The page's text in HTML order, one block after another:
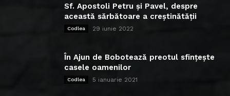
Sf. Apostoli Petru și Pavel, despre
această sărbătoare a creștinătății
Codlea 29 iunie 2022
În Ajun de Bobotează preotul sfințește
casele oamenilor
Codlea 5 ianuarie 2021